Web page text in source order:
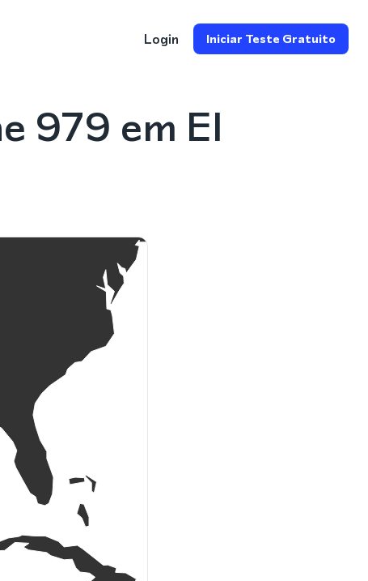
Login Iniciar Teste Gratuito
979 em El